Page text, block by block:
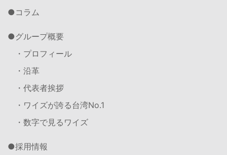
コラム
グループ概要
・プロフィール
・沿革
・代表者挨拶
・ワイズが誇る台湾No.1
・数字で見るワイズ
採用情報